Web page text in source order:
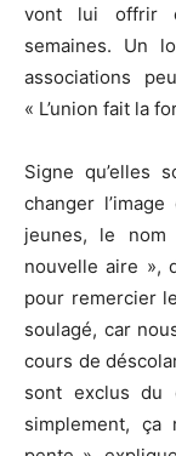
vont lui offrir
semaines. Un
associations
« L’union fait la
Signe qu’elles
changer
jeunes, le nom
nouvelle aire »,
pour remercier
soulagé, car
cours de
sont exclus du
simplement,